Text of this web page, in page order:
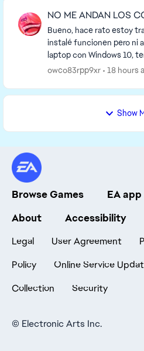
NO ME ANDAN LOS
Bueno, hace rato estoy
instalé funcionen pero ni al caso. Estoy
laptop con Windows 10,
almacenamiento de
owco83rpp9xr 18 hours
Show
Browse Games EA app
About
Accessibility
Legal User Agreement
Policy
Online Service
Collection
Security
© Electronic Arts Inc.